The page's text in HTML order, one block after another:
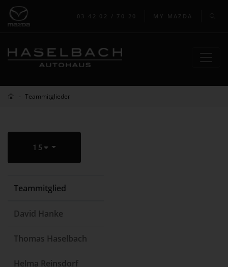
03 42 02 / 70 20 MY MAZDA
Teammitglieder
15
Teammitglied
David Hanke
Thomas Haselbach
Helma Reinsdorf